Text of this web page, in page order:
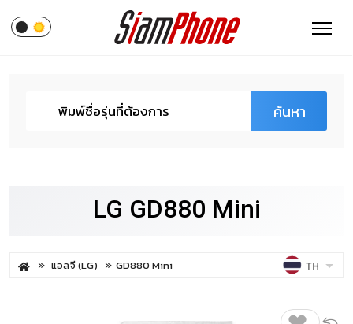
ค้นหา
LG GD880 Mini
แอลจี (LG) GD880 Mini TH